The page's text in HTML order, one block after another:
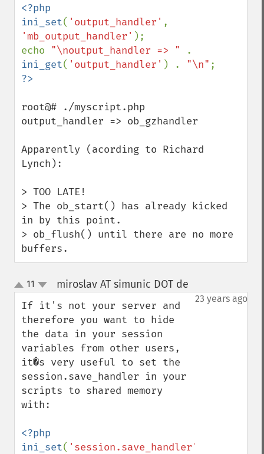
<?php
ini_set( 'output_handler'
'mb_output_handler' );
echo "\noutput_handler => "
ini_get( 'output_handler' ) . "\n"
root@# ./myscript.php
output_handler => ob_gzhandler
Apparently (acording to Richard
Lynch):
> TOO LATE!
> The ob_start() has already kicked
in by this point.
> ob_flush() until there are no more
buffers.
up
down
11 miroslav AT simunic DOT de
23 years ago
If it's not your server and
therefore you want to hide
the data in your session
variables from other users,
it�s very useful to set the
session.save_handler in your
scripts to shared memory
with:
<?php
ini_set( 'session.save_handler'